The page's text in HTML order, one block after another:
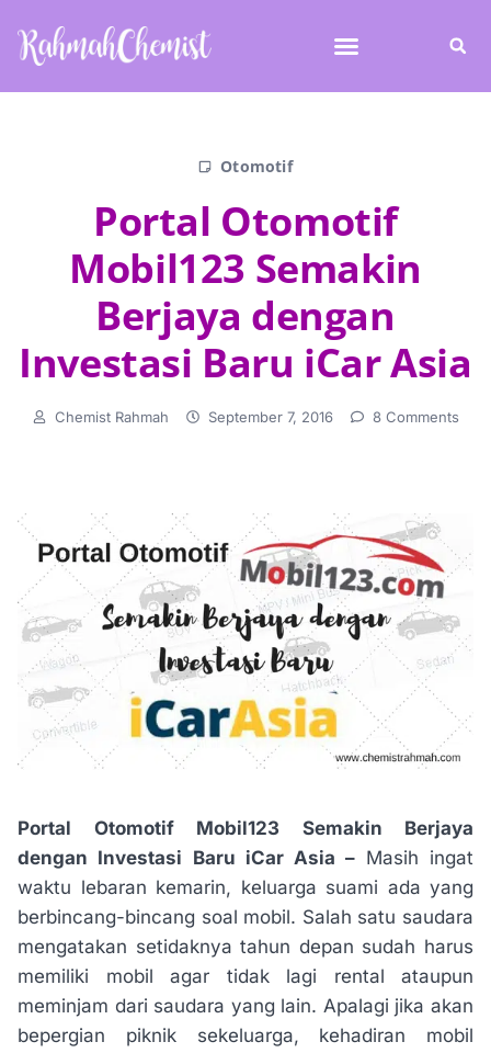
Otomotif
Portal Otomotif
Mobil123 Semakin
Berjaya dengan
Investasi Baru iCar Asia
Chemist Rahmah September 7, 2016 8 Comments
Portal Otomotif Mobil123 Semakin Berjaya
dengan Investasi Baru iCar Asia – Masih ingat
waktu lebaran kemarin, keluarga suami ada yang
berbincang-bincang soal mobil. Salah satu saudara
mengatakan setidaknya tahun depan sudah harus
memiliki mobil agar tidak lagi rental ataupun
meminjam dari saudara yang lain. Apalagi jika akan
bepergian piknik sekeluarga, kehadiran mobil